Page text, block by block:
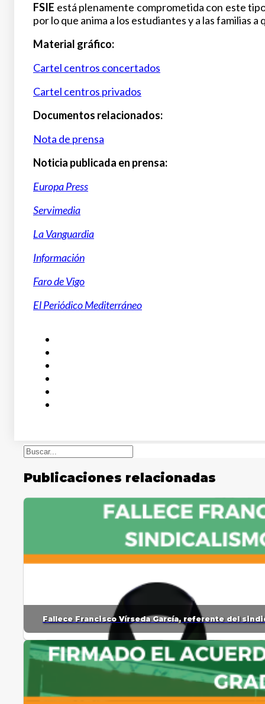
FSIE está plenamente comprometida con este
por lo que anima a los estudiantes y a las familias
Material gráfico:
Cartel centros concertados
Cartel centros privados
Documentos relacionados:
Nota de prensa
Noticia publicada en prensa:
Europa Press
Servimedia
La Vanguardia
Información
Faro de Vigo
El Periódico Mediterráneo
Buscar
Publicaciones relacionadas
Fallece Francisco Vírseda García, referente del